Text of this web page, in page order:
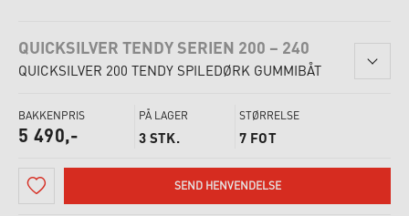
QUICKSILVER TENDY SERIEN 200 – 240
QUICKSILVER 200 TENDY SPILEDØRK GUMMIBÅT
BAKKENPRIS
5 490,-
PÅ LAGER
3 STK.
STØRRELSE
7 FOT
SEND HENVENDELSE